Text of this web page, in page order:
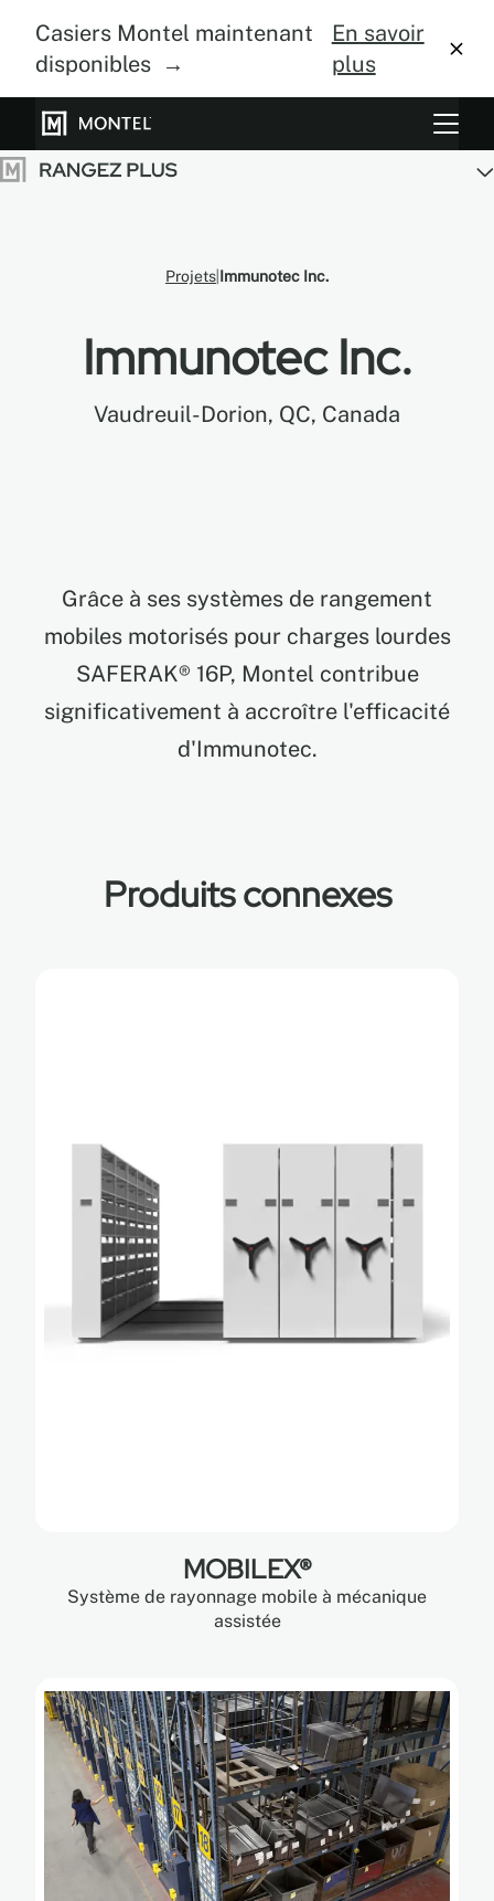
Casiers Montel maintenant
disponibles →
En savoir
plus
Systèmes de rangement
Projets Immunotec Inc.
Immunotec Inc.
Vaudreuil-Dorion, QC, Canada
Grâce à ses systèmes de rangement
mobiles motorisés pour charges lourdes
SAFERAK® 16P, Montel contribue
significativement à accroître l'efficacité
d'Immunotec.
Produits connexes
MOBILEX®
Système de rayonnage mobile à mécanique
assistée